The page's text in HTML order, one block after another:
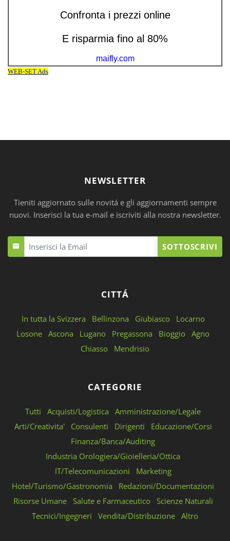
NEWSLETTER
Tieniti aggiornato sulle novitá e gli aggiornamenti sempre
nuovi. Inserisci la tua e-mail e iscriviti alla nostra newsletter.
SOTTOSCRIVI
CITTÁ
In tutta la Svizzera Bellinzona Giubiasco
Locarno
Losone Ascona Lugano Pregassona Bioggio Agno
Chiasso
Mendrisio
CATEGORIE
Tutti Acquisti/Logistica
Amministrazione/Legale
Arti/Creativita'
Consulenti Dirigenti
Educazione/Corsi
Finanza/Banca/Auditing
Industria Orologiera/Gioielleria/Ottica
IT/Telecomunicazioni
Marketing
Hotel/Turismo/Gastronomia
Redazioni/Documentazioni
Risorse Umane
Salute e Farmaceutico
Scienze Naturali
Tecnici/Ingegneri
Vendita/Distribuzione Altro